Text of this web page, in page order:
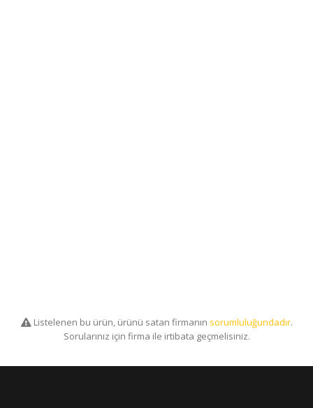
Listelenen bu ürün, ürünü satan firmanın sorumluluğundadır.
Sorularınız için firma ile irtibata geçmelisiniz.